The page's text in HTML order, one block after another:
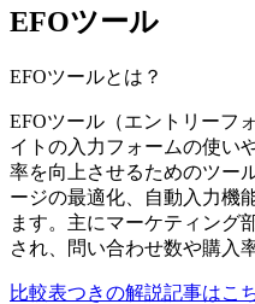
EFOツール
EFOツールとは？
EFOツール（エントリーフ
イトの入力フォームの使い
率を向上させるためのツー
ージの最適化、自動入力機
ます。主にマーケティング
され、問い合わせ数や購入
比較表つきの解説記事はこ